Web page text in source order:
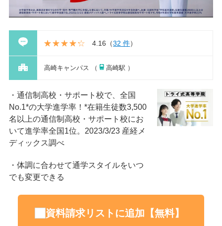
4.16 （32 件）
高崎キャンパス （ 高崎駅 ）
通信制高校・サポート校で、全国
No.1*の大学進学率！*在籍⽣徒数3,500
名以上の通信制⾼校・サポート校にお
いて進学率全国1位。2023/3/23 産経メ
ディックス調べ
体調に合わせて通学スタイルをいつ
でも変更できる
資料請求リストに追加【無料】